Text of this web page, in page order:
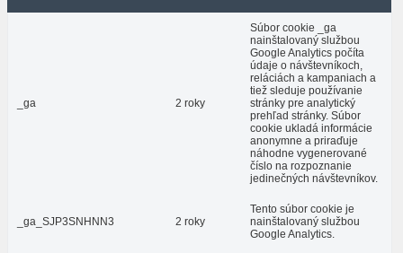
_ga 2 roky
Súbor cookie _ga
nainštalovaný službou
Google Analytics počíta
údaje o návštevníkoch,
reláciách a kampaniach a
tiež sleduje používanie
stránky pre analytický
prehľad stránky. Súbor
cookie ukladá informácie
anonymne a priraďuje
náhodne vygenerované
číslo na rozpoznanie
jedinečných návštevníkov.
_ga_SJP3SNHNN3 2 roky
Tento súbor cookie je
nainštalovaný službou
Google Analytics.